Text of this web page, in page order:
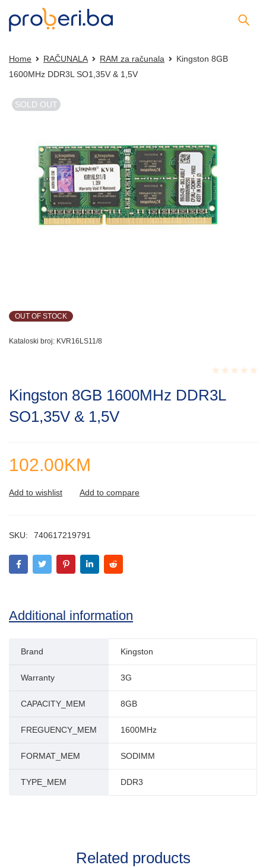
Home RAČUNALA RAM za računala
Kingston 8GB
1600MHz DDR3L SO1,35V & 1,5V
SOLD OUT
OUT OF STOCK
Kataloski broj: KVR16LS11/8
0.001
Kingston 8GB 1600MHz DDR3L
SO1,35V & 1,5V
102.00KM
SKU: 740617219791
Additional information
Brand Kingston
Warranty 3G
CAPACITY_MEM 8GB
FREGUENCY_MEM 1600MHz
FORMAT_MEM SODIMM
TYPE_MEM DDR3
Related products